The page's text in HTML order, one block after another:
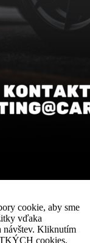
cookie, aby sme
vďaka
návštev. Kliknutím
cookies.